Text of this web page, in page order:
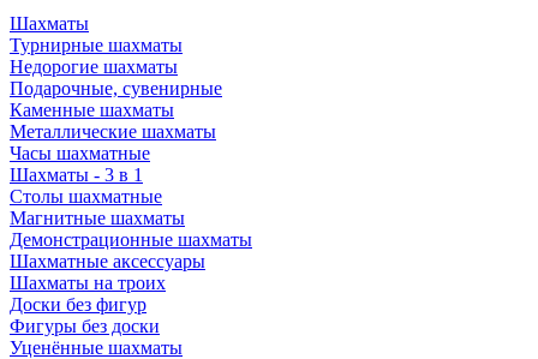
Шахматы
Турнирные шахматы
Недорогие шахматы
Подарочные, сувенирные
Каменные шахматы
Металлические шахматы
Часы шахматные
Шахматы - 3 в 1
Столы шахматные
Магнитные шахматы
Демонстрационные шахматы
Шахматные аксессуары
Шахматы на троих
Доски без фигур
Фигуры без доски
Уценённые шахматы